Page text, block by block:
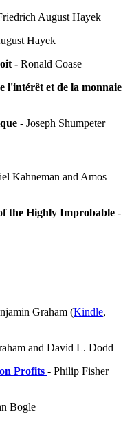
August Hayek
Hayek
- Ronald Coase
l'intérêt et de la monnaie
- Joseph Shumpeter
Kahneman and Amos
the Highly Improbable -
Graham (Kindle,
and David L. Dodd
Profits - Philip Fisher
Bogle